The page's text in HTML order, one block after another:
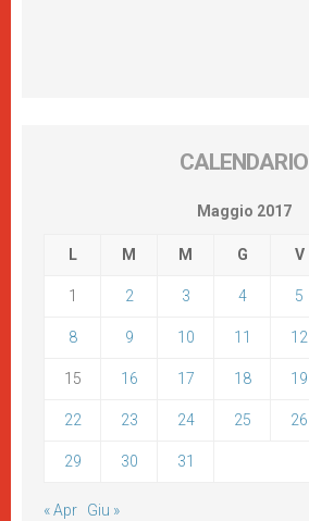
CALENDARIO
Maggio 2017
L M M G V
1 2 3 4 5
8 9 10 11 12
15 16 17 18 19
22 23 24 25 26
29 30 31
« Apr Giu »